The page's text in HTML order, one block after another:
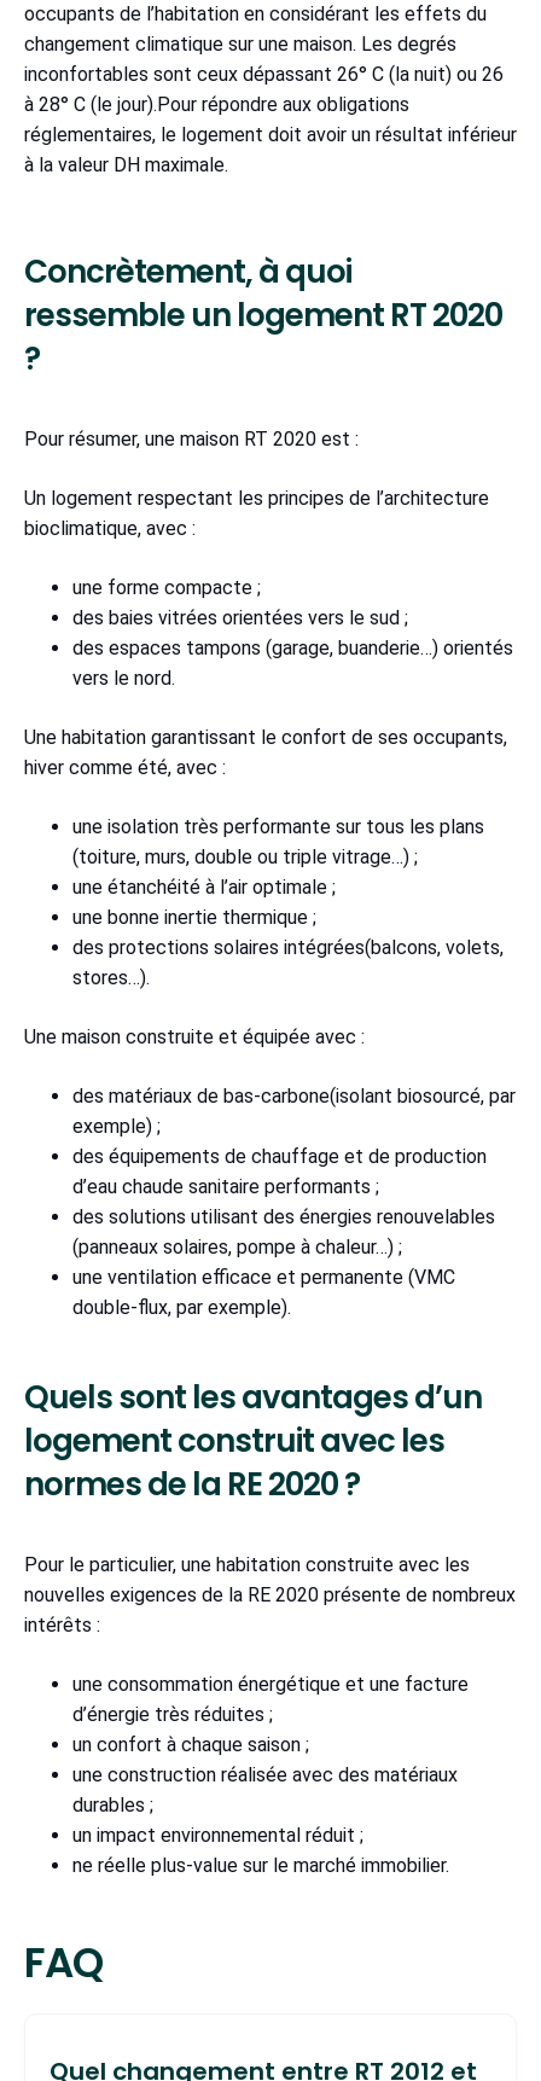
occupants de l’habitation en considérant les effets du
changement climatique sur une maison. Les degrés
inconfortables sont ceux dépassant 26° C (la nuit) ou 26
à 28° C (le jour).Pour répondre aux obligations
réglementaires, le logement doit avoir un résultat inférieur
à la valeur DH maximale.
Concrètement, à quoi
ressemble un logement RT 2020
?
Pour résumer, une maison RT 2020 est :
Un logement respectant les principes de l’architecture
bioclimatique, avec :
une forme compacte ;
des baies vitrées orientées vers le sud ;
des espaces tampons (garage, buanderie…) orientés
vers le nord.
Une habitation garantissant le confort de ses occupants,
hiver comme été, avec :
une isolation très performante sur tous les plans
(toiture, murs, double ou triple vitrage…) ;
une étanchéité à l’air optimale ;
une bonne inertie thermique ;
des protections solaires intégrées(balcons, volets,
stores…).
Une maison construite et équipée avec :
des matériaux de bas-carbone(isolant biosourcé, par
exemple) ;
des équipements de chauffage et de production
d’eau chaude sanitaire performants ;
des solutions utilisant des énergies renouvelables
(panneaux solaires, pompe à chaleur…) ;
une ventilation efficace et permanente (VMC
double-flux, par exemple).
Quels sont les avantages d’un
logement construit avec les
normes de la RE 2020 ?
Pour le particulier, une habitation construite avec les
nouvelles exigences de la RE 2020 présente de nombreux
intérêts :
une consommation énergétique et une facture
d’énergie très réduites ;
un confort à chaque saison ;
une construction réalisée avec des matériaux
durables ;
un impact environnemental réduit ;
ne réelle plus-value sur le marché immobilier.
FAQ
Quel changement entre RT 2012 et